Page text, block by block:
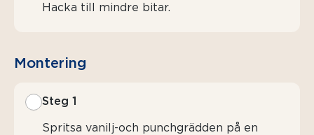
Hacka till mindre bitar.
Montering
Steg 1
Spritsa vanilj-och punchgrädden på en